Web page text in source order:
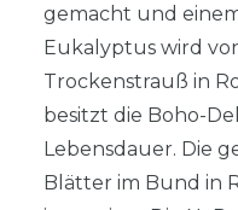
gemacht und
Eukalyptus wird
Trockenstrauß in
besitzt die Boho-
Lebensdauer. Die
Blätter im Bund in